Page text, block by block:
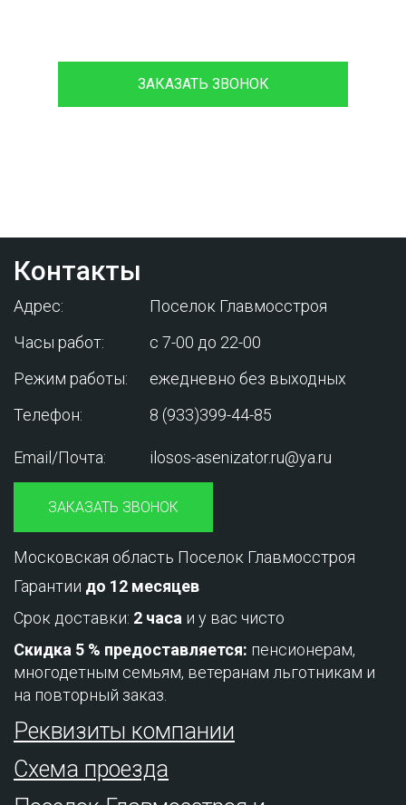
ЗАКАЗАТЬ ЗВОНОК
Контакты
Адрес:
Поселок Главмосстроя
Часы работ:
с 7-00 до 22-00
Режим работы:
ежедневно без выходных
Телефон:
8 (933)399-44-85
Email/Почта: ilosos-asenizator.ru@ya.ru
ЗАКАЗАТЬ ЗВОНОК
Московская область Поселок Главмосстроя
Гарантии до 12 месяцев
Срок доставки: 2 часа и у вас чисто
Скидка 5 % предоставляется: пенсионерам,
многодетным семьям, ветеранам льготникам и
на повторный заказ.
Реквизиты компании
Схема проезда